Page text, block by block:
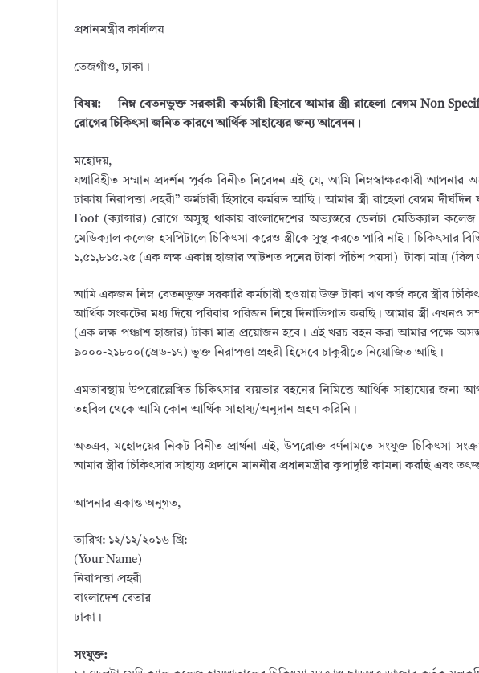
প্রধানমন্ত্রীর কার্যালয়
তেজগাঁও, ঢাকা।
বিষয়: নিম্ন বেতনভুক্ত সরকারী কর্মচারী হিসাবে আমার স্ত্রী রাহেলা বেগম Non
রোগের চিকিৎসা জনিত কারণে আর্থিক সাহায্যের জন্য আবেদন।
মহোদয়,
যথাবিহীত সম্মান প্রদর্শন পূর্বক বিনীত নিবেদন এই যে, আমি নিম্নস্বাক্ষরকারী আপনার
ঢাকায় নিরাপত্তা প্রহরী” কর্মচারী হিসাবে কর্মরত আছি। আমার স্ত্রী রাহেলা বেগম
Foot (ক্যান্সার) রোগে অসুস্থ থাকায় বাংলাদেশের অভ্যন্তরে ডেলটা মেডিক্যাল
মেডিক্যাল কলেজ হসপিটালে চিকিৎসা করেও স্ত্রীকে সুস্থ করতে পারি নাই। চিকিৎসার
১,৫১,৮১৫.২৫ (এক লক্ষ একান্ন হাজার আটশত পনের টাকা পঁচিশ পয়সা) টাকা মাত্র (বিল
আমি একজন নিম্ন বেতনভুক্ত সরকারি কর্মচারী হওয়ায় উক্ত টাকা ঋণ কর্জ করে স্ত্রীর
আর্থিক সংকটের মধ্য দিয়ে পরিবার পরিজন নিয়ে দিনাতিপাত করছি। আমার স্ত্রী
(এক লক্ষ পঞ্চাশ হাজার) টাকা মাত্র প্রয়োজন হবে। এই খরচ বহন করা আমার পক্ষে
৯০০০-২১৮০০(গ্রেড-১৭) ভূক্ত নিরাপত্তা প্রহরী হিসেবে চাকুরীতে নিয়োজিত আছি।
এমতাবস্থায় উপরোল্লেখিত চিকিৎসার ব্যয়ভার বহনের নিমিত্তে আর্থিক সাহায্যের জন্য
তহবিল থেকে আমি কোন আর্থিক সাহায্য/অনুদান গ্রহণ করিনি।
অতএব, মহোদয়ের নিকট বিনীত প্রার্থনা এই, উপরোক্ত বর্ণনামতে সংযুক্ত চিকিৎসা
আমার স্ত্রীর চিকিৎসার সাহায্য প্রদানে মাননীয় প্রধানমন্ত্রীর কৃপাদৃষ্টি কামনা করছি এবং
আপনার একান্ত অনুগত,
তারিখ: ১২/১২/২০১৬ খ্রি:
(Your Name)
নিরাপত্তা প্রহরী
বাংলাদেশ বেতার
ঢাকা।
সংযুক্ত: